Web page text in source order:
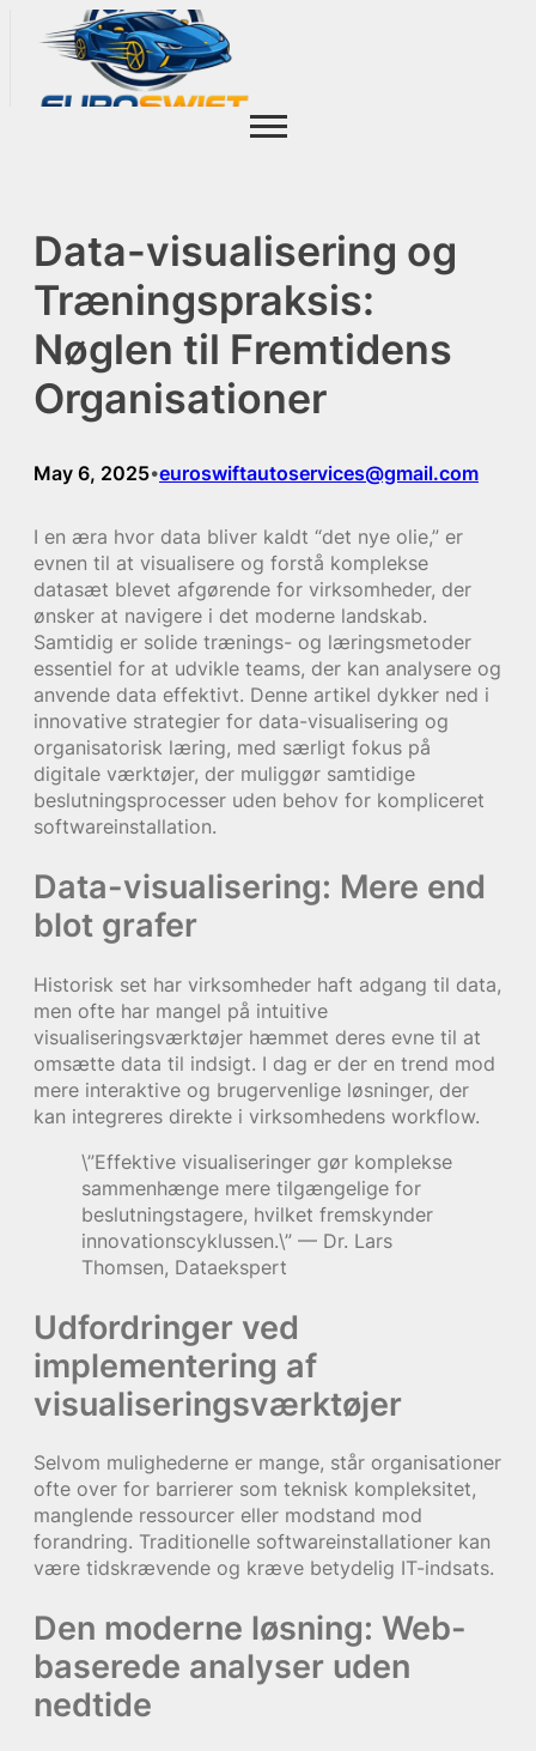
Data-visualisering og
Træningspraksis:
Nøglen til Fremtidens
Organisationer
May 6, 2025•euroswiftautoservices@gmail.com
I en æra hvor data bliver kaldt “det nye olie,” er
evnen til at visualisere og forstå komplekse
datasæt blevet afgørende for virksomheder, der
ønsker at navigere i det moderne landskab.
Samtidig er solide trænings- og læringsmetoder
essentiel for at udvikle teams, der kan analysere og
anvende data effektivt. Denne artikel dykker ned i
innovative strategier for data-visualisering og
organisatorisk læring, med særligt fokus på
digitale værktøjer, der muliggør samtidige
beslutningsprocesser uden behov for kompliceret
softwareinstallation.
Data-visualisering: Mere end
blot grafer
Historisk set har virksomheder haft adgang til data,
men ofte har mangel på intuitive
visualiseringsværktøjer hæmmet deres evne til at
omsætte data til indsigt. I dag er der en trend mod
mere interaktive og brugervenlige løsninger, der
kan integreres direkte i virksomhedens workflow.
\”Effektive visualiseringer gør komplekse
sammenhænge mere tilgængelige for
beslutningstagere, hvilket fremskynder
innovationscyklussen.\” — Dr. Lars
Thomsen, Dataekspert
Udfordringer ved
implementering af
visualiseringsværktøjer
Selvom mulighederne er mange, står organisationer
ofte over for barrierer som teknisk kompleksitet,
manglende ressourcer eller modstand mod
forandring. Traditionelle softwareinstallationer kan
være tidskrævende og kræve betydelig IT-indsats.
Den moderne løsning: Web-
baserede analyser uden
nedtide